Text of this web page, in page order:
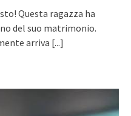
Questa ragazza ha
del suo matrimonio.
arriva [...]